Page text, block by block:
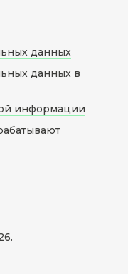
.
данных
данных в
информации